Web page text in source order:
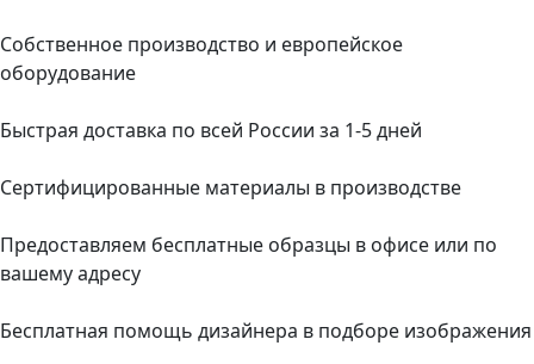
Собственное производство и европейское
оборудование
Быстрая доставка по всей России за 1-5 дней
Сертифицированные материалы в производстве
Предоставляем бесплатные образцы в офисе или по
вашему адресу
Бесплатная помощь дизайнера в подборе изображения